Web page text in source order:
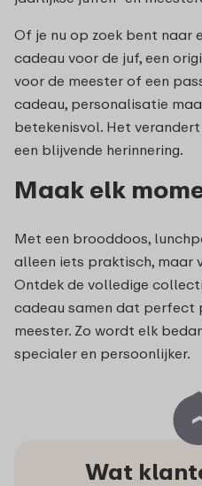
Of je nu op zoek bent naar
cadeau voor de juf, een
voor de meester of een
cadeau, personalisatie
betekenisvol. Het
een blijvende herinnering.
Maak elk
Met een brooddoos,
alleen iets praktisch, maar
Ontdek de volledige
cadeau samen dat perfect
meester. Zo wordt elk
specialer en persoonlijker.
Wat